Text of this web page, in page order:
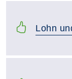
Lohn